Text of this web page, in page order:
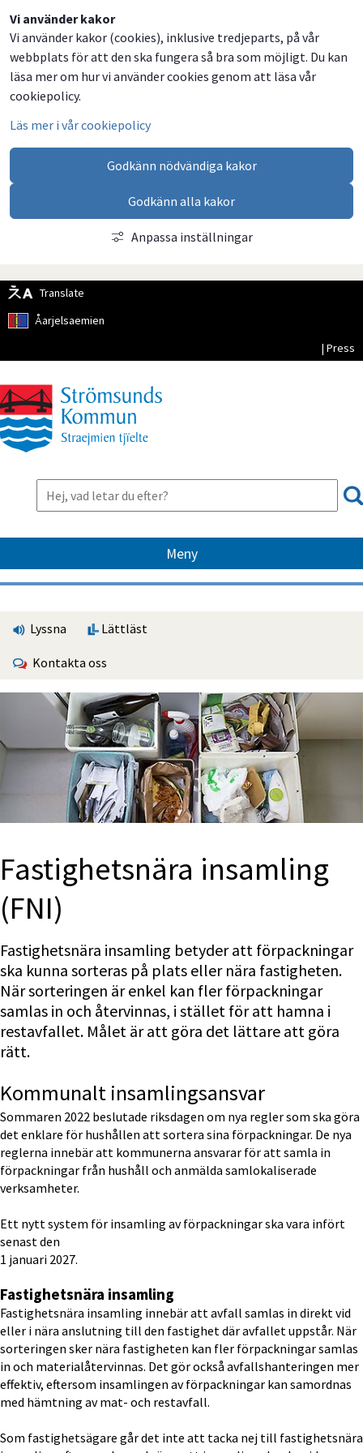
Vi använder kakor
Vi använder kakor (cookies), inklusive tredjeparts, på vår
webbplats för att den ska fungera så bra som möjligt. Du kan
läsa mer om hur vi använder cookies genom att läsa vår
cookiepolicy.
Läs mer i vår cookiepolicy
Godkänn nödvändiga kakor
Godkänn alla kakor
Anpassa inställningar
Translate
Åarjelsaemien
| Press
Meny
Lyssna Lättläst
Kontakta oss
Fastighetsnära insamling
(FNI)
Fastighetsnära insamling betyder att förpackningar
ska kunna sorteras på plats eller nära fastigheten.
När sorteringen är enkel kan fler förpackningar
samlas in och återvinnas, i stället för att hamna i
restavfallet. Målet är att göra det lättare att göra
rätt.
Kommunalt insamlingsansvar
Sommaren 2022 beslutade riksdagen om nya regler som ska göra
det enklare för hushållen att sortera sina förpackningar. De nya
reglerna innebär att kommunerna ansvarar för att samla in
förpackningar från hushåll och anmälda samlokaliserade
verksamheter.
Ett nytt system för insamling av förpackningar ska vara infört
senast den
1 januari 2027.
Fastighetsnära insamling
Fastighetsnära insamling innebär att avfall samlas in direkt vid
eller i nära anslutning till den fastighet där avfallet uppstår. När
sorteringen sker nära fastigheten kan fler förpackningar samlas
in och materialåtervinnas. Det gör också avfallshanteringen mer
effektiv, eftersom insamlingen av förpackningar kan samordnas
med hämtning av mat- och restavfall.
Som fastighetsägare går det inte att tacka nej till fastighetsnära
Dela
på
Facebook
Dela
på
Twitter
Dela
på
LinkedIn
Dela
via
email